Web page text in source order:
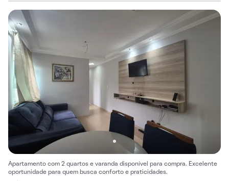
Apartamento com 2 quartos e varanda disponível para compra. Excelente
oportunidade para quem busca conforto e praticidades.